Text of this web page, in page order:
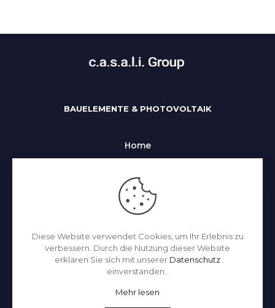
BAUELEMENTE & PHOTOVOLTAIK
Home
Alle Kategorien
Impressum
Kontakt
Diese Website verwendet Cookies, um Ihr Erlebnis zu
verbessern. Durch die Nutzung dieser Website
erklären Sie sich mit unserer Datenschutz
einverstanden..
Mehr lesen